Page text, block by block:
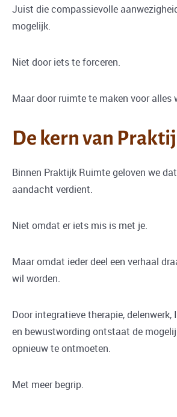
Juist die compassievolle
mogelijk.
Niet door iets te forceren.
Maar door ruimte te maken voor alles
De kern van
Binnen Praktijk Ruimte geloven we
aandacht verdient.
Niet omdat er iets mis is met je.
Maar omdat ieder deel een verhaal
wil worden.
Door integratieve therapie, delenwerk,
en bewustwording ontstaat de
opnieuw te ontmoeten.
Met meer begrip.